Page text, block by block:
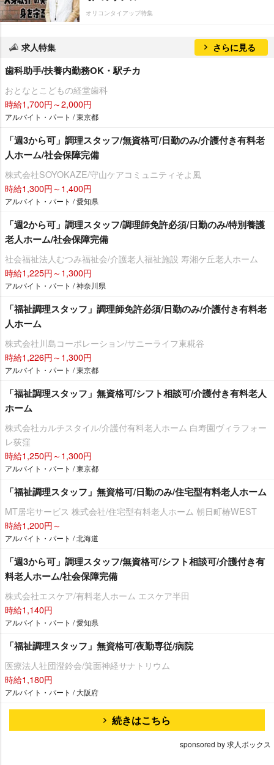
オリコンタイアップ特集
求人特集 さらに見る
歯科助手/扶養内勤務OK・駅チカ
おとなとこどもの経堂歯科
時給1,700円～2,000円
アルバイト・パート / 東京都
「週3から可」調理スタッフ/無資格可/日勤のみ/介護付き有料老
人ホーム/社会保障完備
株式会社SOYOKAZE/守山ケアコミュニティそよ風
時給1,300円～1,400円
アルバイト・パート / 愛知県
「週2から可」調理スタッフ/調理師免許必須/日勤のみ/特別養護
老人ホーム/社会保障完備
社会福祉法人むつみ福祉会/介護老人福祉施設 寿湘ケ丘老人ホーム
時給1,225円～1,300円
アルバイト・パート / 神奈川県
「福祉調理スタッフ」調理師免許必須/日勤のみ/介護付き有料老
人ホーム
株式会社川島コーポレーション/サニーライフ東糀谷
時給1,226円～1,300円
アルバイト・パート / 東京都
「福祉調理スタッフ」無資格可/シフト相談可/介護付き有料老人
ホーム
株式会社カルチスタイル/介護付有料老人ホーム 白寿園ヴィラフォー
レ荻窪
時給1,250円～1,300円
アルバイト・パート / 東京都
「福祉調理スタッフ」無資格可/日勤のみ/住宅型有料老人ホーム
MT居宅サービス 株式会社/住宅型有料老人ホーム 朝日町椿WEST
時給1,200円～
アルバイト・パート / 北海道
「週3から可」調理スタッフ/無資格可/シフト相談可/介護付き有
料老人ホーム/社会保障完備
株式会社エスケア/有料老人ホーム エスケア半田
時給1,140円
アルバイト・パート / 愛知県
「福祉調理スタッフ」無資格可/夜勤専従/病院
医療法人社団澄鈴会/箕面神経サナトリウム
時給1,180円
アルバイト・パート / 大阪府
続きはこちら
sponsored by 求人ボックス